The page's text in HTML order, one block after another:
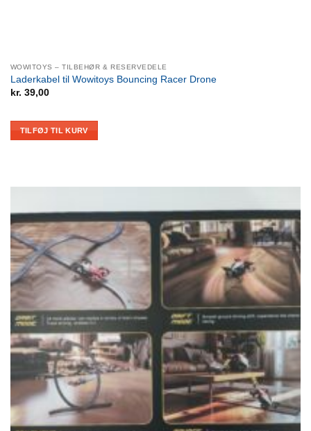
WOWITOYS – TILBEHØR & RESERVEDELE
Laderkabel til Wowitoys Bouncing Racer Drone
kr. 39,00
TILFØJ TIL KURV